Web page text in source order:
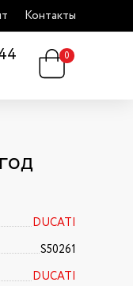
Контакты
0
DUCATI
S50261
DUCATI